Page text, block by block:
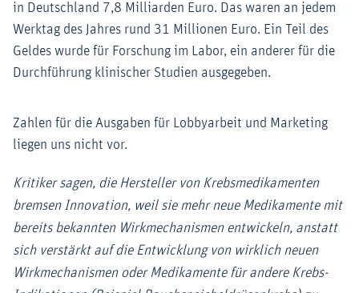
in Deutschland 7,8 Milliarden Euro. Das waren an jedem
Werktag des Jahres rund 31 Millionen Euro. Ein Teil des
Geldes wurde für Forschung im Labor, ein anderer für die
Durchführung klinischer Studien ausgegeben.
Zahlen für die Ausgaben für Lobbyarbeit und Marketing
liegen uns nicht vor.
Kritiker sagen, die Hersteller von Krebsmedikamenten
bremsen Innovation, weil sie mehr neue Medikamente mit
bereits bekannten Wirkmechanismen entwickeln, anstatt
sich verstärkt auf die Entwicklung von wirklich neuen
Wirkmechanismen oder Medikamente für andere Krebs-